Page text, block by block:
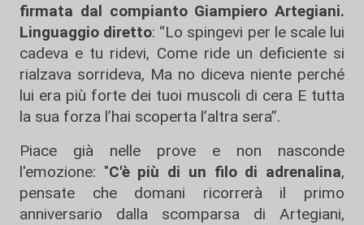
firmata dal compianto Giampiero Artegiani.
Linguaggio diretto: “Lo spingevi per le scale lui
cadeva e tu ridevi, Come ride un deficiente si
rialzava sorrideva, Ma no diceva niente perché
lui era più forte dei tuoi muscoli di cera E tutta
la sua forza l’hai scoperta l’altra sera”.
Piace già nelle prove e non nasconde
l'emozione: "C'è più di un filo di adrenalina,
pensate che domani ricorrerà il primo
anniversario dalla scomparsa di Artegiani,